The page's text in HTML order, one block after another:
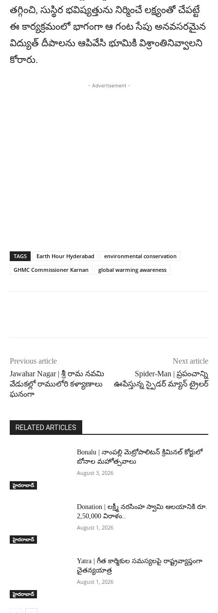
తగ్గించి, సుస్థిర భవిష్యత్తును నిర్మించే లక్ష్యంతో చేపట్టే
ఈ కార్యక్రమంలో భాగంగా ఆ గంట సేపు అనవసరమైన
విద్యుత్ దీపాలను ఆపివేసి భూమికి విశ్రాంతినివ్వాలని
కోరారు.
- Advertisement -
TAGS Earth Hour Hyderabad
environmental conservation
GHMC Commissioner Karnan
global warming awareness
Previous article
Jawahar Nagar | శ్రీ రామ నవమి
వేడుకల్లో రాములోరి కళ్యాణాలు
ఘనంగా
Next article
Spider-Man | ప్రపంచాన్ని
ఊపేస్తున్న స్పైడర్ మ్యాన్ ట్రైలర్
RELATED ARTICLES
హైదరాబాద్‌
Bonalu | నాంపల్లి మెట్రోపాలిటన్ క్రిమినల్ కోర్టులో
బోనాల మహోత్సవాలు
August 3, 2026
హైదరాబాద్‌
Donation | లక్ష్మీ నరసింహ స్వామి ఆలయానికి రూ.
2,50,000 విరాళం..
August 1, 2026
హైదరాబాద్‌
Yatra | గీత కార్మికుల సమస్యలపై రాష్ట్రవ్యాప్తంగా
చైతన్యయాత్ర
August 1, 2026